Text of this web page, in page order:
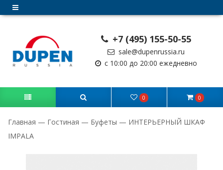
+7 (495) 155-50-55
sale@dupenrussia.ru
с 10:00 до 20:00 ежедневно
0 0
Главная — Гостиная — Буфеты — ИНТЕРЬЕРНЫЙ ШКАФ
IMPALA